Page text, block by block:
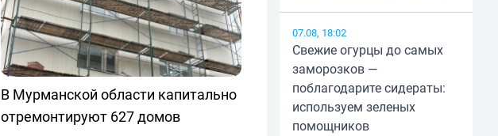
В Мурманской области капитально
отремонтируют 627 домов
07.08, 18:02
Свежие огурцы до самых
заморозков —
поблагодарите сидераты:
используем зеленых
помощников